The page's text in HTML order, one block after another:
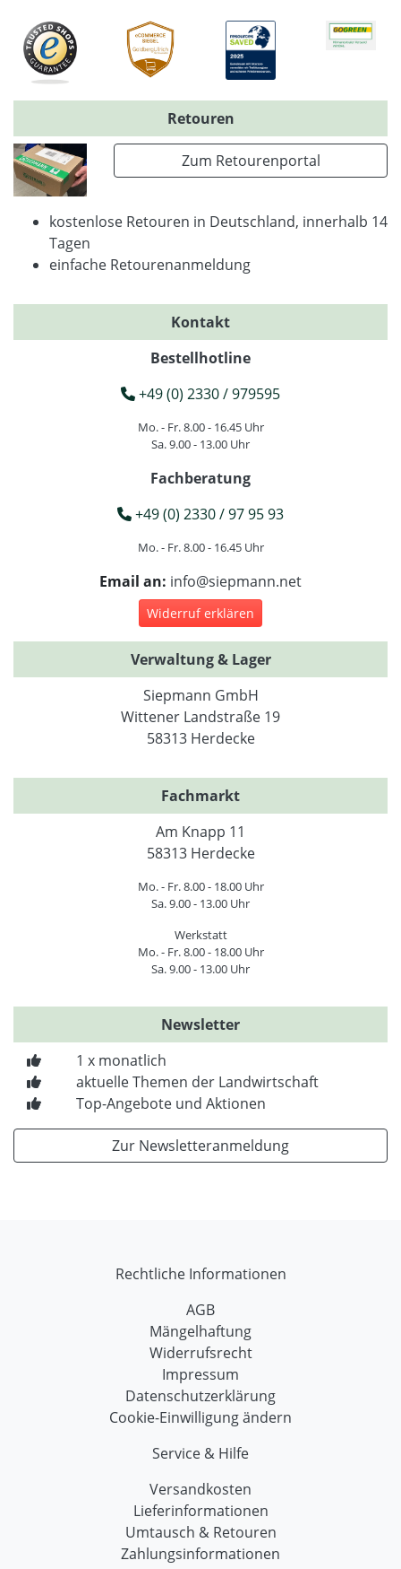
Retouren
Zum Retourenportal
kostenlose Retouren in Deutschland, innerhalb 14
Tagen
einfache Retourenanmeldung
Kontakt
Bestellhotline
+49 (0) 2330 / 979595
Mo. - Fr. 8.00 - 16.45 Uhr
Sa. 9.00 - 13.00 Uhr
Fachberatung
+49 (0) 2330 / 97 95 93
Mo. - Fr. 8.00 - 16.45 Uhr
Email an: info@siepmann.net
Widerruf erklären
Verwaltung & Lager
Siepmann GmbH
Wittener Landstraße 19
58313 Herdecke
Fachmarkt
Am Knapp 11
58313 Herdecke
Mo. - Fr. 8.00 - 18.00 Uhr
Sa. 9.00 - 13.00 Uhr
Werkstatt
Mo. - Fr. 8.00 - 18.00 Uhr
Sa. 9.00 - 13.00 Uhr
Newsletter
1 x monatlich
aktuelle Themen der Landwirtschaft
Top-Angebote und Aktionen
Zur Newsletteranmeldung
Rechtliche Informationen
AGB
Mängelhaftung
Widerrufsrecht
Impressum
Datenschutzerklärung
Cookie-Einwilligung ändern
Service & Hilfe
Versandkosten
Lieferinformationen
Umtausch & Retouren
Zahlungsinformationen